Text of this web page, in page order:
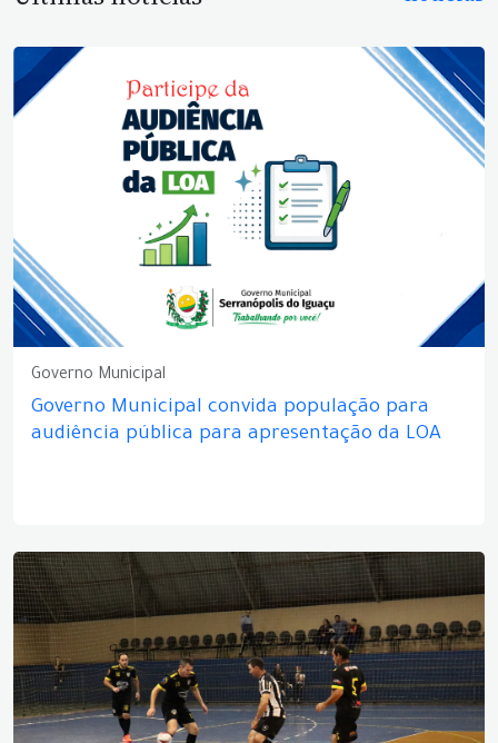
Governo Municipal
Governo Municipal convida população para
audiência pública para apresentação da LOA